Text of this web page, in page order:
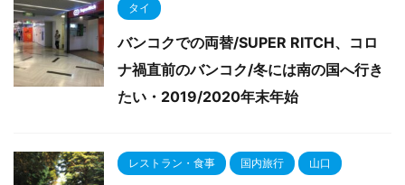
タイ
バンコクでの両替/SUPER RITCH、コロ
ナ禍直前のバンコク/冬には南の国へ行き
たい・2019/2020年末年始
レストラン・食事 国内旅行 山口